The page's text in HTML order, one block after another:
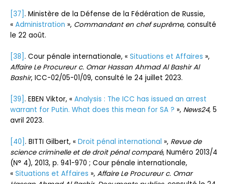
[37] . Ministère de la Défense de la Fédération de Russie,
« Administration », Commandant en chef suprême, consulté
le 22 août.
[38] . Cour pénale internationale, « Situations et Affaires »,
Affaire Le Procureur c. Omar Hassan Ahmad Al Bashir Al
Bashir, ICC-02/05-01/09, consulté le 24 juillet 2023.
[39] . EBEN Viktor, « Analysis : The ICC has issued an arrest
warrant for Putin. What does this mean for SA ? », News24, 5
avril 2023.
[40] . BITTI Gilbert, « Droit pénal international », Revue de
science criminelle et de droit pénal comparé, Numéro 2013/4
(N° 4), 2013, p. 941-970 ; Cour pénale internationale,
« Situations et Affaires », Affaire Le Procureur c. Omar